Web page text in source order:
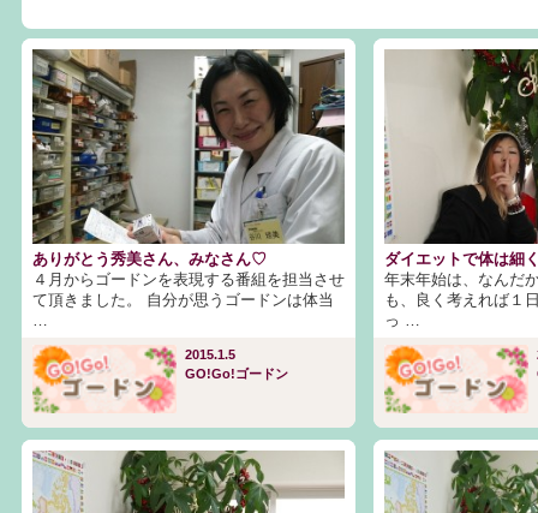
ありがとう秀美さん、みなさん♡
４月からゴードンを表現する番組を担当させ
て頂きました。 自分が思うゴードンは体当
…
2015.1.5
GO!Go!ゴードン
ダイエットで体は細
年末年始は、なんだ
も、良く考えれば１
っ …